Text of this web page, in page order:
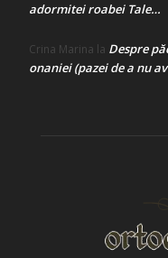
adormitei roabei Tale…
Crina Marina la Despre
onaniei (pazei de a nu